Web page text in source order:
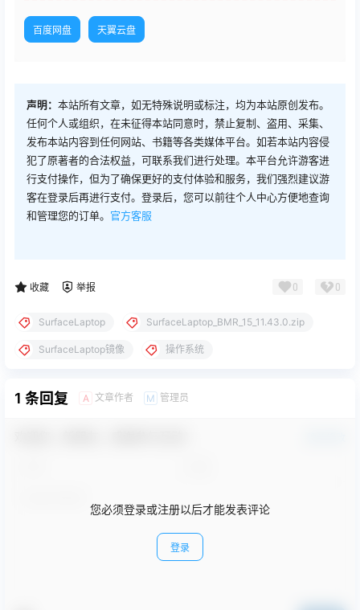
百度网盘 天翼云盘
声明： 本站所有文章，如无特殊说明或标注，均为本站原创发布。
任何个人或组织，在未征得本站同意时，禁止复制、盗用、采集、
发布本站内容到任何网站、书籍等各类媒体平台。如若本站内容侵
犯了原著者的合法权益，可联系我们进行处理。本平台允许游客进
行支付操作，但为了确保更好的支付体验和服务，我们强烈建议游
客在登录后再进行支付。登录后，您可以前往个人中心方便地查询
和管理您的订单。 官方客服
收藏 举报 0 0
SurfaceLaptop SurfaceLaptop_BMR_15_11.43.0.zip
SurfaceLaptop镜像 操作系统
1 条回复 A 文章作者 M 管理员
您必须登录或注册以后才能发表评论
登录